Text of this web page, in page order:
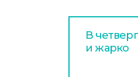
В
и жарко